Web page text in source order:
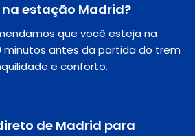
estação Madrid?
que você esteja na
antes da partida do trem
e conforto.
de Madrid para